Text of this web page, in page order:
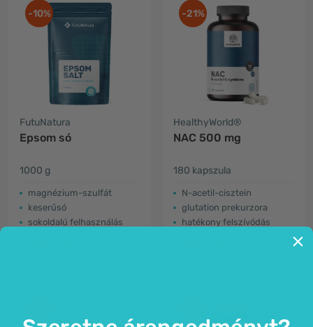
-10%
FutuNatura
Epsom só
1000 g
magnézium-szulfát
keserűsó
sokoldalú felhasználás
-21%
HealthyWorld®
NAC 500 mg
180 kapszula
N-acetil-cisztein
glutation prekurzora
hatékony felszívódás